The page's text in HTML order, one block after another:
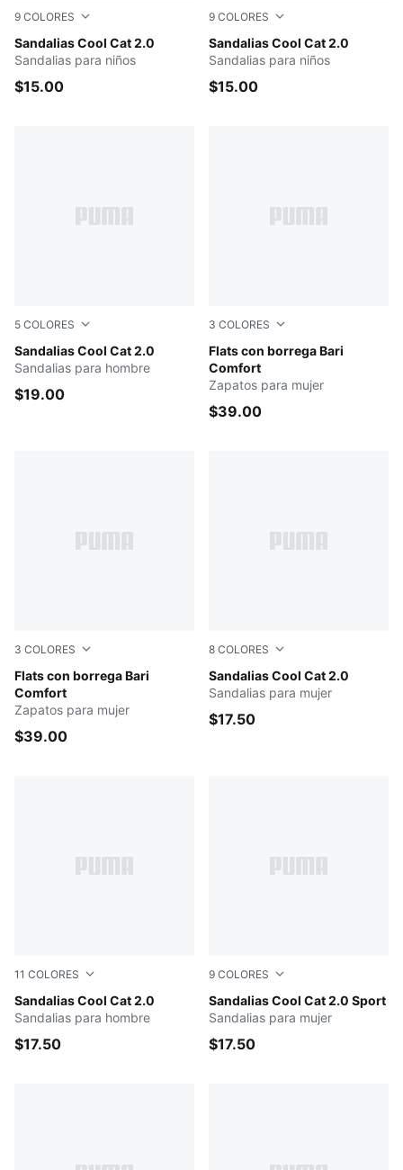
9 COLORES
Sandalias Cool Cat 2.0
Intense Lavender-PUMA White-Pearl Pink
Sandalias para niños
$15.00
9 COLORES
Sandalias Cool Cat 2.0
Bridal Rose-Rose Gold
Sandalias para niños
$15.00
5 COLORES
Sandalias Cool Cat 2.0
PUMA Black-PUMA Black
Sandalias para hombre
$19.00
3 COLORES
Flats con borrega Bari
Comfort
Dark Indigo-Whisper White
Zapatos para mujer
$39.00
3 COLORES
Flats con borrega Bari
Comfort
Prairie Tan-Whisper White
Zapatos para mujer
$39.00
8 COLORES
Sandalias Cool Cat 2.0
Cloud Pink-Rose Gold
Sandalias para mujer
$17.50
11 COLORES
Sandalias Cool Cat 2.0
PUMA Black-PUMA Red-PUMA Red
Sandalias para hombre
$17.50
9 COLORES
Sandalias Cool Cat 2.0 Sport
PUMA Black-PUMA Black
Sandalias para mujer
$17.50